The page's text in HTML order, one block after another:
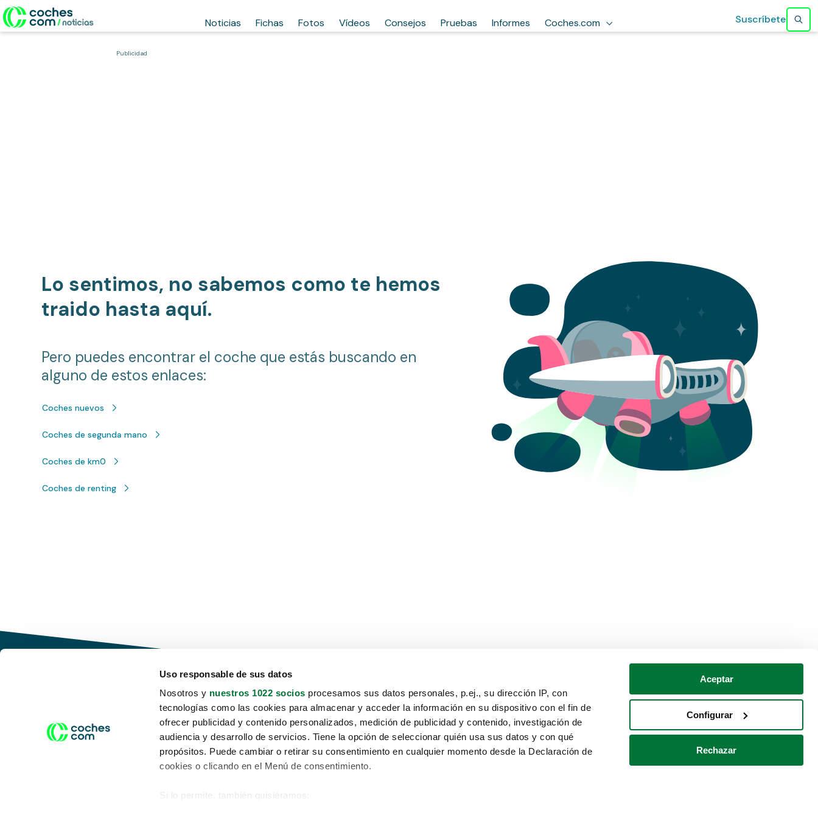
Uso responsable de sus datos
Nosotros y nuestros 1022 socios procesamos sus datos personales, p.ej., su dirección IP, con
tecnologías como las cookies para almacenar y acceder la información en su dispositivo con el fin de
ofrecer publicidad y contenido personalizados, medición de publicidad y contenido, investigación de
audiencia y desarrollo de servicios. Tiene la opción de seleccionar quién usa sus datos y con qué
propósitos. Puede cambiar o retirar su consentimiento en cualquier momento desde la Declaración de
cookies o clicando en el Menú de consentimiento.
Si lo permite, también quisiéramos:
Aceptar
Configurar
Rechazar
Noticias Fichas Fotos Vídeos Consejos Pruebas Informes Coches.com Suscríbete
Publicidad
Lo sentimos, no sabemos como te hemos
traido hasta aquí.
Pero puedes encontrar el coche que estás buscando en
alguno de estos enlaces:
Coches nuevos
Coches de segunda mano
Coches de km0
Coches de renting
Conduce tu futuro,
desata tu movilidad